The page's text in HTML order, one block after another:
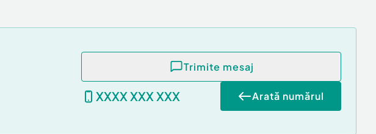
Trimite mesaj
XXXX XXX XXX Arată numărul